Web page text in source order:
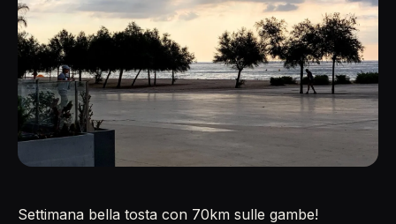
Settimana bella tosta con 70km sulle gambe!